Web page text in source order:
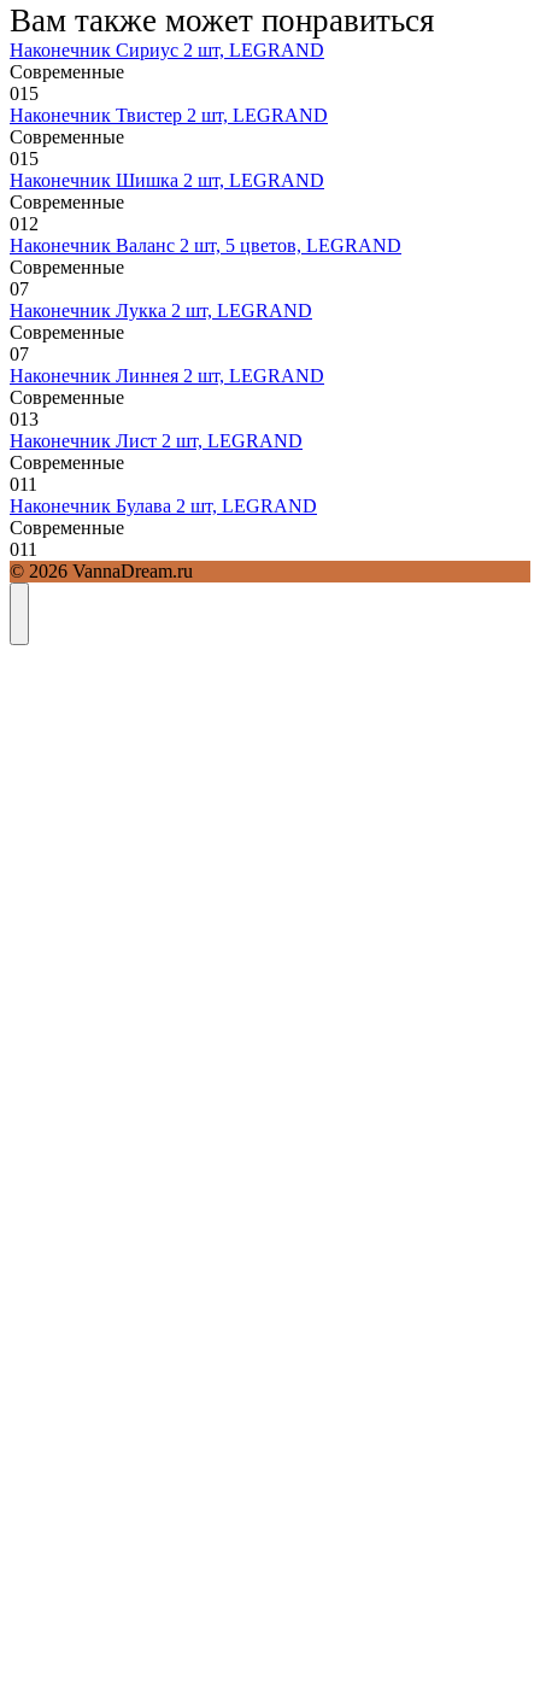
Вам также может понравиться
Наконечник Сириус 2 шт, LEGRAND
Современные
015
Наконечник Твистер 2 шт, LEGRAND
Современные
015
Наконечник Шишка 2 шт, LEGRAND
Современные
012
Наконечник Валанс 2 шт, 5 цветов, LEGRAND
Современные
07
Наконечник Лукка 2 шт, LEGRAND
Современные
07
Наконечник Линнея 2 шт, LEGRAND
Современные
013
Наконечник Лист 2 шт, LEGRAND
Современные
011
Наконечник Булава 2 шт, LEGRAND
Современные
011
© 2026 VannaDream.ru